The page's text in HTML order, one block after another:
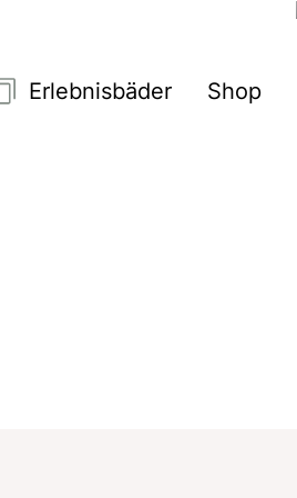
Erlebnisbäder Shop